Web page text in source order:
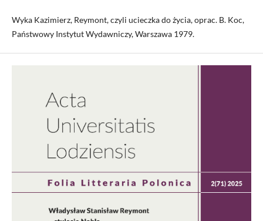
Wyka Kazimierz, Reymont, czyli ucieczka do życia, oprac. B. Koc,
Państwowy Instytut Wydawniczy, Warszawa 1979.